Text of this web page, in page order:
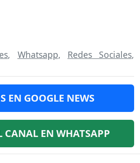
, Whatsapp, Redes Sociales,
EN GOOGLE NEWS
CANAL EN WHATSAPP